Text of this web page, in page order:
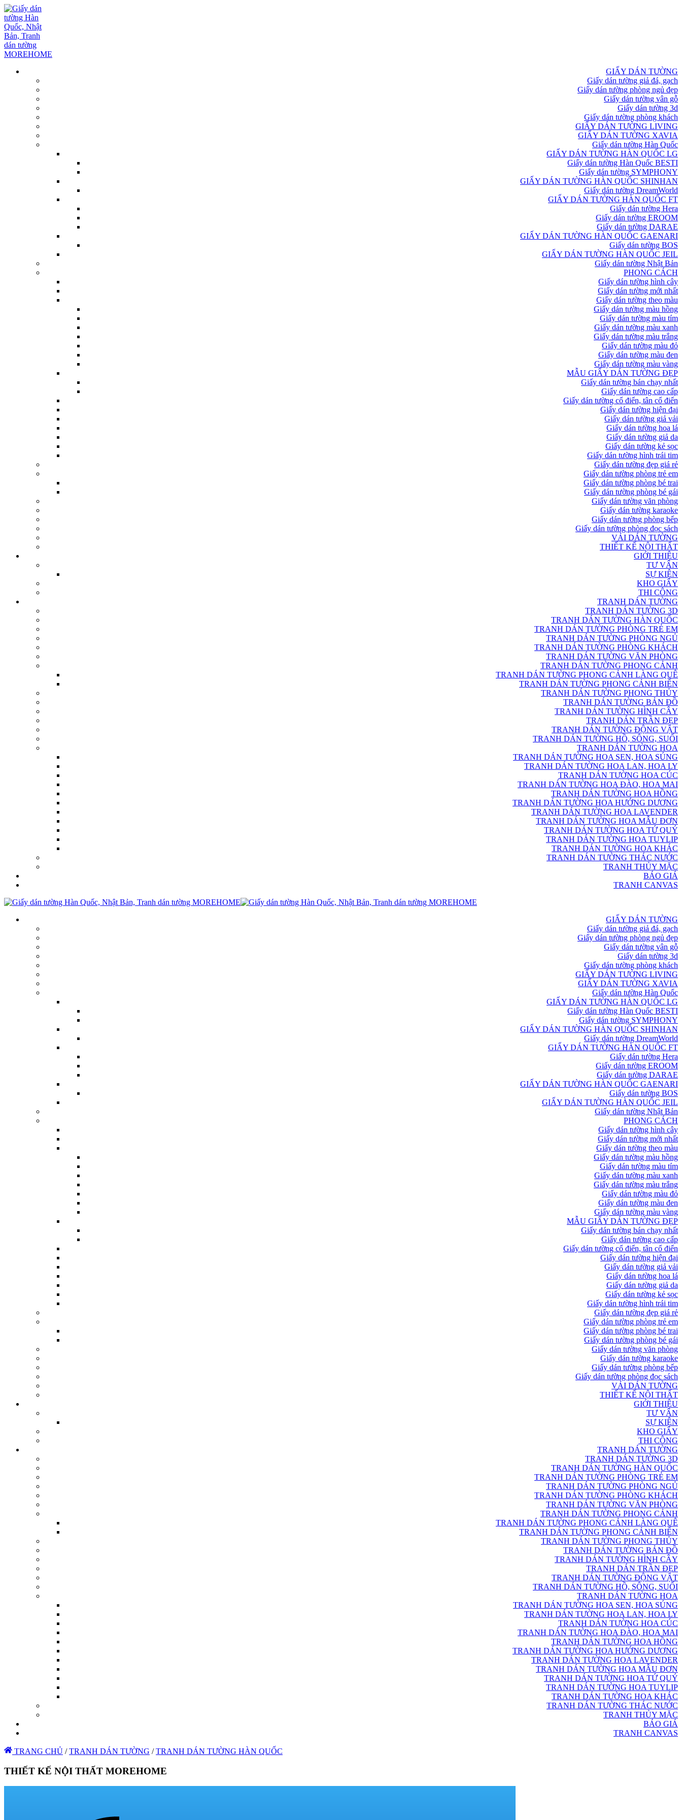
GIẤY DÁN TƯỜNG
Giấy dán tường giả đá, gạch
Giấy dán tường phòng ngủ đẹp
Giấy dán tường vân gỗ
Giấy dán tường 3d
Giấy dán tường phòng khách
GIẤY DÁN TƯỜNG LIVING
GIẤY DÁN TƯỜNG XAVIA
Giấy dán tường Hàn Quốc
GIẤY DÁN TƯỜNG HÀN QUỐC LG
Giấy dán tường Hàn Quốc BESTI
Giấy dán tường SYMPHONY
GIẤY DÁN TƯỜNG HÀN QUỐC SHINHAN
Giấy dán tường DreamWorld
GIẤY DÁN TƯỜNG HÀN QUỐC FT
Giấy dán tường Hera
Giấy dán tường EROOM
Giấy dán tường DARAE
GIẤY DÁN TƯỜNG HÀN QUỐC GAENARI
Giấy dán tường BOS
GIẤY DÁN TƯỜNG HÀN QUỐC JEIL
Giấy dán tường Nhật Bản
PHONG CÁCH
Giấy dán tường hình cây
Giấy dán tường mới nhất
Giấy dán tường theo màu
Giấy dán tường màu hồng
Giấy dán tường màu tím
Giấy dán tường màu xanh
Giấy dán tường màu trắng
Giấy dán tường màu đỏ
Giấy dán tường màu đen
Giấy dán tường màu vàng
MẪU GIẤY DÁN TƯỜNG ĐẸP
Giấy dán tường bán chạy nhất
Giấy dán tường cao cấp
Giấy dán tường cổ điển, tân cổ điển
Giấy dán tường hiện đại
Giấy dán tường giả vải
Giấy dán tường hoa lá
Giấy dán tường giả da
Giấy dán tường kẻ sọc
Giấy dán tường hình trái tim
Giấy dán tường đẹp giá rẻ
Giấy dán tường phòng trẻ em
Giấy dán tường phòng bé trai
Giấy dán tường phòng bé gái
Giấy dán tường văn phòng
Giấy dán tường karaoke
Giấy dán tường phòng bếp
Giấy dán tường phòng đọc sách
VẢI DÁN TƯỜNG
THIẾT KẾ NỘI THẤT
GIỚI THIỆU
TƯ VẤN
SỰ KIỆN
KHO GIẤY
THI CÔNG
TRANH DÁN TƯỜNG
TRANH DÁN TƯỜNG 3D
TRANH DÁN TƯỜNG HÀN QUỐC
TRANH DÁN TƯỜNG PHÒNG TRẺ EM
TRANH DÁN TƯỜNG PHÒNG NGỦ
TRANH DÁN TƯỜNG PHÒNG KHÁCH
TRANH DÁN TƯỜNG VĂN PHÒNG
TRANH DÁN TƯỜNG PHONG CẢNH
TRANH DÁN TƯỜNG PHONG CẢNH LÀNG QUÊ
TRANH DÁN TƯỜNG PHONG CẢNH BIỂN
TRANH DÁN TƯỜNG PHONG THỦY
TRANH DÁN TƯỜNG BẢN ĐỒ
TRANH DÁN TƯỜNG HÌNH CÂY
TRANH DÁN TRẦN ĐẸP
TRANH DÁN TƯỜNG ĐỘNG VẬT
TRANH DÁN TƯỜNG HỒ, SÔNG, SUỐI
TRANH DÁN TƯỜNG HOA
TRANH DÁN TƯỜNG HOA SEN, HOA SÚNG
TRANH DÁN TƯỜNG HOA LAN, HOA LY
TRANH DÁN TƯỜNG HOA CÚC
TRANH DÁN TƯỜNG HOA ĐÀO, HOA MAI
TRANH DÁN TƯỜNG HOA HỒNG
TRANH DÁN TƯỜNG HOA HƯỚNG DƯƠNG
TRANH DÁN TƯỜNG HOA LAVENDER
TRANH DÁN TƯỜNG HOA MẪU ĐƠN
TRANH DÁN TƯỜNG HOA TỨ QUÝ
TRANH DÁN TƯỜNG HOA TUYLIP
TRANH DÁN TƯỜNG HOA KHÁC
TRANH DÁN TƯỜNG THÁC NƯỚC
TRANH THỦY MẶC
BÁO GIÁ
TRANH CANVAS
GIẤY DÁN TƯỜNG
Giấy dán tường giả đá, gạch
Giấy dán tường phòng ngủ đẹp
Giấy dán tường vân gỗ
Giấy dán tường 3d
Giấy dán tường phòng khách
GIẤY DÁN TƯỜNG LIVING
GIẤY DÁN TƯỜNG XAVIA
Giấy dán tường Hàn Quốc
GIẤY DÁN TƯỜNG HÀN QUỐC LG
Giấy dán tường Hàn Quốc BESTI
Giấy dán tường SYMPHONY
GIẤY DÁN TƯỜNG HÀN QUỐC SHINHAN
Giấy dán tường DreamWorld
GIẤY DÁN TƯỜNG HÀN QUỐC FT
Giấy dán tường Hera
Giấy dán tường EROOM
Giấy dán tường DARAE
GIẤY DÁN TƯỜNG HÀN QUỐC GAENARI
Giấy dán tường BOS
GIẤY DÁN TƯỜNG HÀN QUỐC JEIL
Giấy dán tường Nhật Bản
PHONG CÁCH
Giấy dán tường hình cây
Giấy dán tường mới nhất
Giấy dán tường theo màu
Giấy dán tường màu hồng
Giấy dán tường màu tím
Giấy dán tường màu xanh
Giấy dán tường màu trắng
Giấy dán tường màu đỏ
Giấy dán tường màu đen
Giấy dán tường màu vàng
MẪU GIẤY DÁN TƯỜNG ĐẸP
Giấy dán tường bán chạy nhất
Giấy dán tường cao cấp
Giấy dán tường cổ điển, tân cổ điển
Giấy dán tường hiện đại
Giấy dán tường giả vải
Giấy dán tường hoa lá
Giấy dán tường giả da
Giấy dán tường kẻ sọc
Giấy dán tường hình trái tim
Giấy dán tường đẹp giá rẻ
Giấy dán tường phòng trẻ em
Giấy dán tường phòng bé trai
Giấy dán tường phòng bé gái
Giấy dán tường văn phòng
Giấy dán tường karaoke
Giấy dán tường phòng bếp
Giấy dán tường phòng đọc sách
VẢI DÁN TƯỜNG
THIẾT KẾ NỘI THẤT
GIỚI THIỆU
TƯ VẤN
SỰ KIỆN
KHO GIẤY
THI CÔNG
TRANH DÁN TƯỜNG
TRANH DÁN TƯỜNG 3D
TRANH DÁN TƯỜNG HÀN QUỐC
TRANH DÁN TƯỜNG PHÒNG TRẺ EM
TRANH DÁN TƯỜNG PHÒNG NGỦ
TRANH DÁN TƯỜNG PHÒNG KHÁCH
TRANH DÁN TƯỜNG VĂN PHÒNG
TRANH DÁN TƯỜNG PHONG CẢNH
TRANH DÁN TƯỜNG PHONG CẢNH LÀNG QUÊ
TRANH DÁN TƯỜNG PHONG CẢNH BIỂN
TRANH DÁN TƯỜNG PHONG THỦY
TRANH DÁN TƯỜNG BẢN ĐỒ
TRANH DÁN TƯỜNG HÌNH CÂY
TRANH DÁN TRẦN ĐẸP
TRANH DÁN TƯỜNG ĐỘNG VẬT
TRANH DÁN TƯỜNG HỒ, SÔNG, SUỐI
TRANH DÁN TƯỜNG HOA
TRANH DÁN TƯỜNG HOA SEN, HOA SÚNG
TRANH DÁN TƯỜNG HOA LAN, HOA LY
TRANH DÁN TƯỜNG HOA CÚC
TRANH DÁN TƯỜNG HOA ĐÀO, HOA MAI
TRANH DÁN TƯỜNG HOA HỒNG
TRANH DÁN TƯỜNG HOA HƯỚNG DƯƠNG
TRANH DÁN TƯỜNG HOA LAVENDER
TRANH DÁN TƯỜNG HOA MẪU ĐƠN
TRANH DÁN TƯỜNG HOA TỨ QUÝ
TRANH DÁN TƯỜNG HOA TUYLIP
TRANH DÁN TƯỜNG HOA KHÁC
TRANH DÁN TƯỜNG THÁC NƯỚC
TRANH THỦY MẶC
BÁO GIÁ
TRANH CANVAS
TRANG CHỦ / TRANH DÁN TƯỜNG / TRANH DÁN TƯỜNG HÀN QUỐC
THIẾT KẾ NỘI THẤT MOREHOME